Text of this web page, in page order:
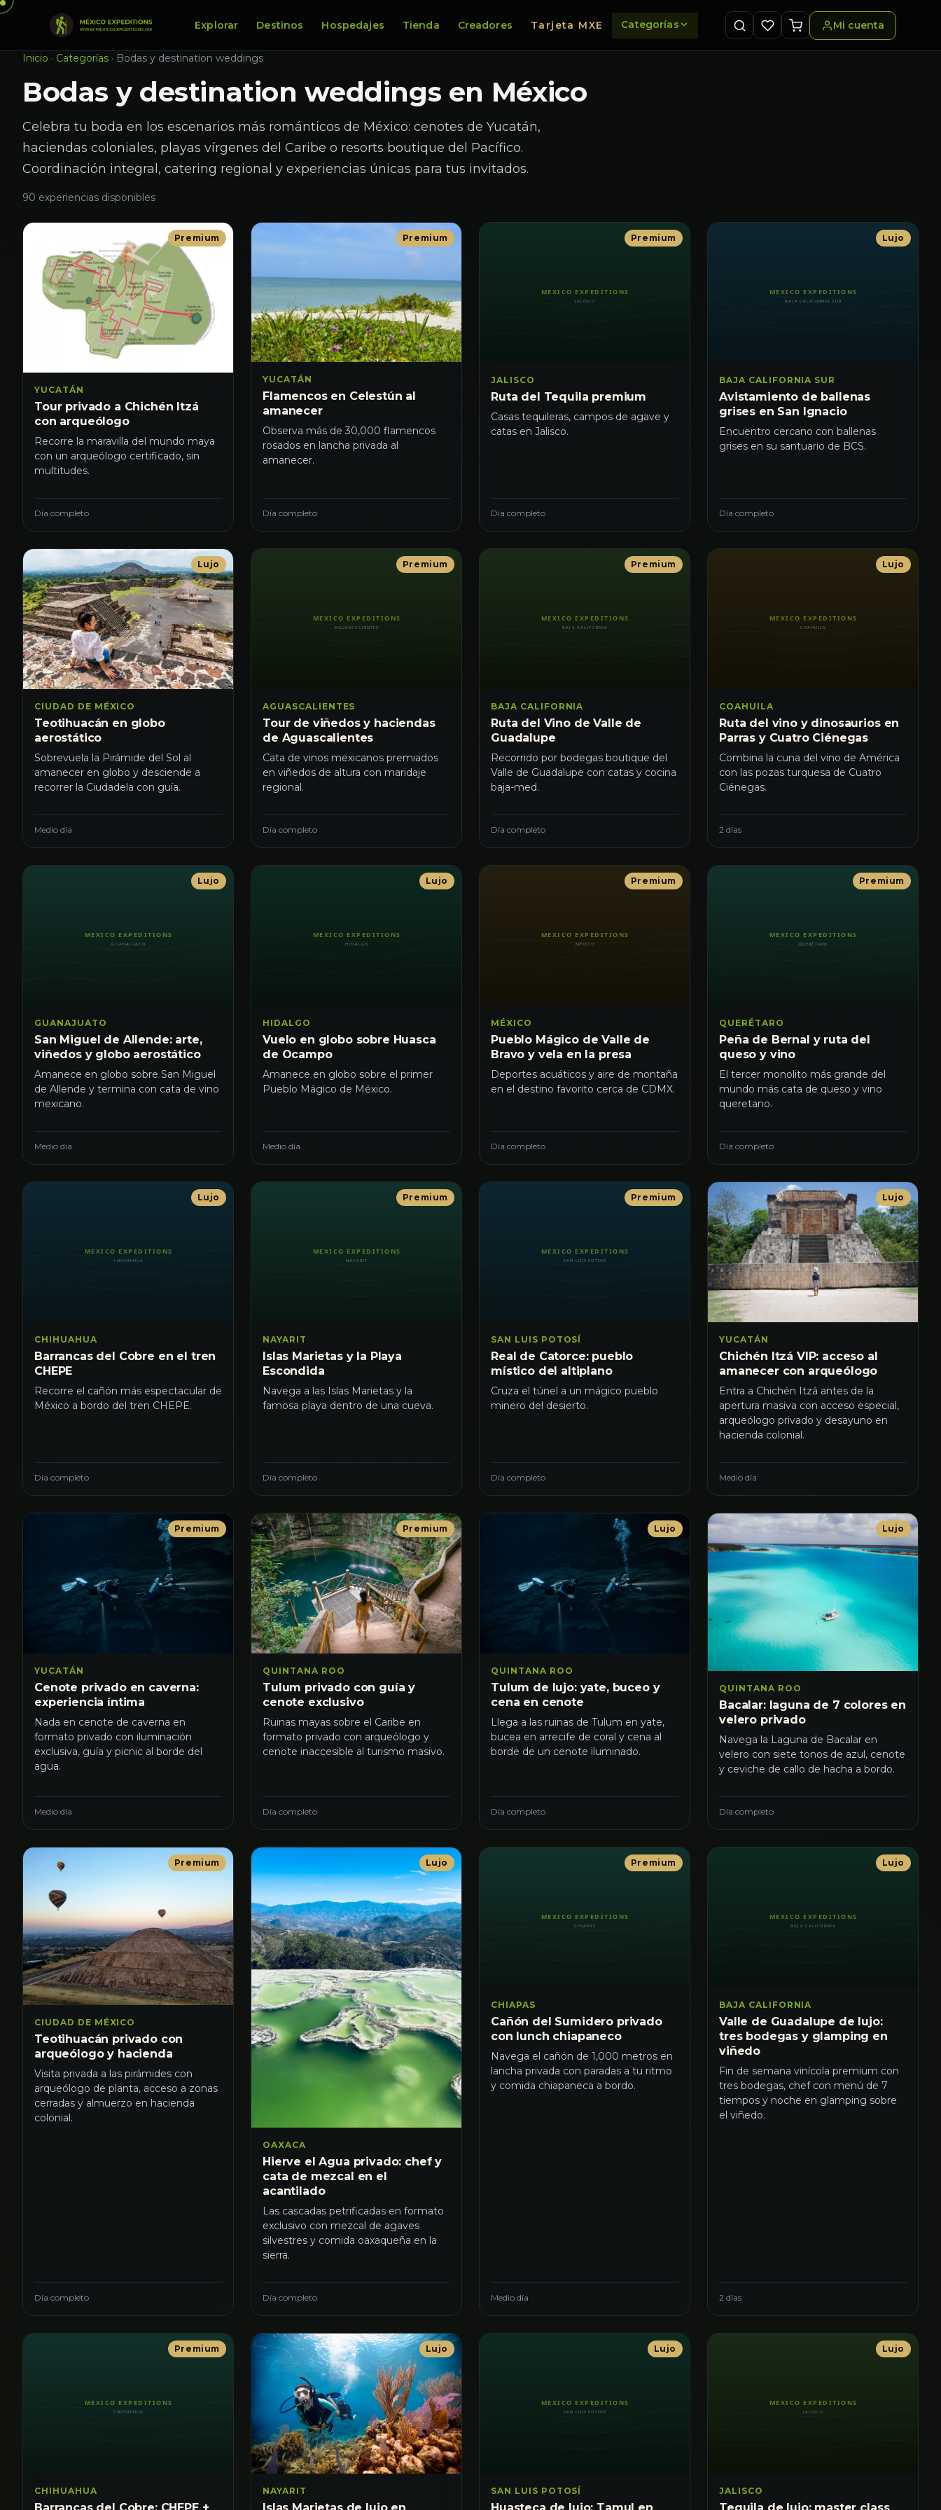
Explorar Destinos Hospedajes Tienda Creadores Tarjeta MXE Categorías Mi cuenta
Inicio · Categorías · Bodas y destination weddings
Bodas y destination weddings en México
Celebra tu boda en los escenarios más románticos de México: cenotes de Yucatán,
haciendas coloniales, playas vírgenes del Caribe o resorts boutique del Pacífico.
Coordinación integral, catering regional y experiencias únicas para tus invitados.
90 experiencias disponibles
Premium
YUCATÁN
Tour privado a Chichén Itzá
con arqueólogo
Recorre la maravilla del mundo maya
con un arqueólogo certificado, sin
multitudes.
Día completo
Premium
YUCATÁN
Flamencos en Celestún al
amanecer
Observa más de 30,000 flamencos
rosados en lancha privada al
amanecer.
Día completo
Premium
JALISCO
Ruta del Tequila premium
Casas tequileras, campos de agave y
catas en Jalisco.
Día completo
Lujo
BAJA CALIFORNIA SUR
Avistamiento de ballenas
grises en San Ignacio
Encuentro cercano con ballenas
grises en su santuario de BCS.
Día completo
Lujo
CIUDAD DE MÉXICO
Teotihuacán en globo
aerostático
Sobrevuela la Pirámide del Sol al
amanecer en globo y desciende a
recorrer la Ciudadela con guía.
Medio día
Premium
AGUASCALIENTES
Tour de viñedos y haciendas
de Aguascalientes
Cata de vinos mexicanos premiados
en viñedos de altura con maridaje
regional.
Día completo
Premium
BAJA CALIFORNIA
Ruta del Vino de Valle de
Guadalupe
Recorrido por bodegas boutique del
Valle de Guadalupe con catas y cocina
baja-med.
Día completo
Lujo
COAHUILA
Ruta del vino y dinosaurios en
Parras y Cuatro Ciénegas
Combina la cuna del vino de América
con las pozas turquesa de Cuatro
Ciénegas.
2 días
Lujo
GUANAJUATO
San Miguel de Allende: arte,
viñedos y globo aerostático
Amanece en globo sobre San Miguel
de Allende y termina con cata de vino
mexicano.
Medio día
Lujo
HIDALGO
Vuelo en globo sobre Huasca
de Ocampo
Amanece en globo sobre el primer
Pueblo Mágico de México.
Medio día
Premium
MÉXICO
Pueblo Mágico de Valle de
Bravo y vela en la presa
Deportes acuáticos y aire de montaña
en el destino favorito cerca de CDMX.
Día completo
Premium
QUERÉTARO
Peña de Bernal y ruta del
queso y vino
El tercer monolito más grande del
mundo más cata de queso y vino
queretano.
Día completo
Lujo
CHIHUAHUA
Barrancas del Cobre en el tren
CHEPE
Recorre el cañón más espectacular de
México a bordo del tren CHEPE.
Día completo
Premium
NAYARIT
Islas Marietas y la Playa
Escondida
Navega a las Islas Marietas y la
famosa playa dentro de una cueva.
Día completo
Premium
SAN LUIS POTOSÍ
Real de Catorce: pueblo
místico del altiplano
Cruza el túnel a un mágico pueblo
minero del desierto.
Día completo
Lujo
YUCATÁN
Chichén Itzá VIP: acceso al
amanecer con arqueólogo
Entra a Chichén Itzá antes de la
apertura masiva con acceso especial,
arqueólogo privado y desayuno en
hacienda colonial.
Medio día
Premium
YUCATÁN
Cenote privado en caverna:
experiencia íntima
Nada en cenote de caverna en
formato privado con iluminación
exclusiva, guía y picnic al borde del
agua.
Medio día
Premium
QUINTANA ROO
Tulum privado con guía y
cenote exclusivo
Ruinas mayas sobre el Caribe en
formato privado con arqueólogo y
cenote inaccesible al turismo masivo.
Día completo
Lujo
QUINTANA ROO
Tulum de lujo: yate, buceo y
cena en cenote
Llega a las ruinas de Tulum en yate,
bucea en arrecife de coral y cena al
borde de un cenote iluminado.
Día completo
Lujo
QUINTANA ROO
Bacalar: laguna de 7 colores en
velero privado
Navega la Laguna de Bacalar en
velero con siete tonos de azul, cenote
y ceviche de callo de hacha a bordo.
Día completo
Premium
CIUDAD DE MÉXICO
Teotihuacán privado con
arqueólogo y hacienda
Visita privada a las pirámides con
arqueólogo de planta, acceso a zonas
cerradas y almuerzo en hacienda
colonial.
Día completo
Lujo
OAXACA
Hierve el Agua privado: chef y
cata de mezcal en el
acantilado
Las cascadas petrificadas en formato
exclusivo con mezcal de agaves
silvestres y comida oaxaqueña en la
sierra.
Día completo
Premium
CHIAPAS
Cañón del Sumidero privado
con lunch chiapaneco
Navega el cañón de 1,000 metros en
lancha privada con paradas a tu ritmo
y comida chiapaneca a bordo.
Medio día
Lujo
BAJA CALIFORNIA
Valle de Guadalupe de lujo:
tres bodegas y glamping en
viñedo
Fin de semana vinícola premium con
tres bodegas, chef con menú de 7
tiempos y noche en glamping sobre
el viñedo.
2 días
Premium
CHIHUAHUA
Lujo
NAYARIT
Lujo
SAN LUIS POTOSÍ
Lujo
JALISCO